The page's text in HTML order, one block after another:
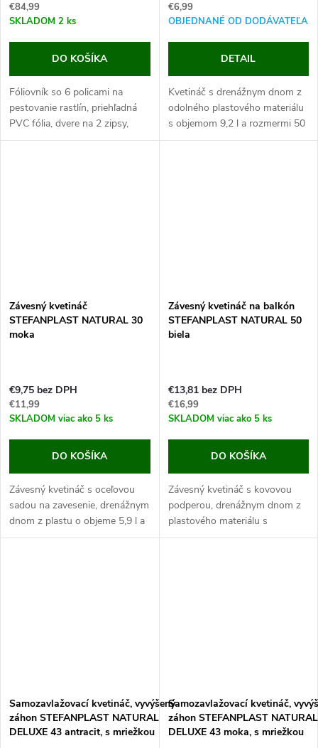
€84,99
SKLADOM 2 ks
DO KOŠÍKA
Fóliovník so 6 policami na
pestovanie rastlín, priehľadná
PVC fólia, dvere na 2 zipsy,
upevňovacia šnúrka, rozmery
€6,99
OBJEDNANÉ OD DODÁVATEĽA
DETAIL
Kvetináč s drenážnym dnom z
odolného plastového materiálu
s objemom 9,2 l a rozmermi 50
x 18 x 16 cm.
Závesný kvetináč
STEFANPLAST NATURAL 30
moka
€9,75 bez DPH
€11,99
SKLADOM viac ako 5 ks
DO KOŠÍKA
Závesný kvetináč s oceľovou
sadou na zavesenie, drenážnym
dnom z plastu o objeme 5,9 l a
rozmeroch Ø30 x 14,5 cm.
Závesný kvetináč na balkón
STEFANPLAST NATURAL 50
biela
€13,81 bez DPH
€16,99
SKLADOM viac ako 5 ks
DO KOŠÍKA
Závesný kvetináč s kovovou
podperou, drenážnym dnom z
plastového materiálu s
objemom 9,2 l a rozmermi 50 x
Samozavlažovací kvetináč, vyvýšený
záhon STEFANPLAST NATURAL
DELUXE 43 antracit, s mriežkou
Samozavlažovací kvetináč,
záhon STEFANPLAST NATURAL
DELUXE 43 moka, s mriežkou